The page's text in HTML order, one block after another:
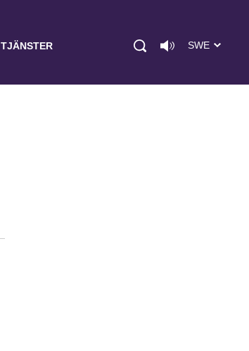
TJÄNSTER SWE